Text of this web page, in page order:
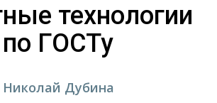
технологии
по ГОСТу
Николай Дубина